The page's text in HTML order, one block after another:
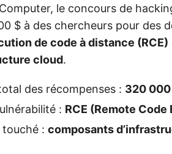
le concours de
$ à des chercheurs pour des
de code à distance (RCE)
cloud.
des récompenses : 320 000
: RCE (Remote
: composants